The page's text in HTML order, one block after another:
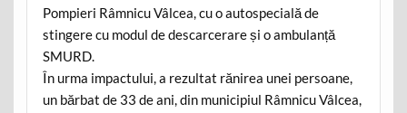
Pompieri Râmnicu Vâlcea, cu o autospecială de
stingere cu modul de descarcerare și o ambulanță
SMURD.
În urma impactului, a rezultat rănirea unei persoane,
un bărbat de 33 de ani, din municipiul Râmnicu Vâlcea,